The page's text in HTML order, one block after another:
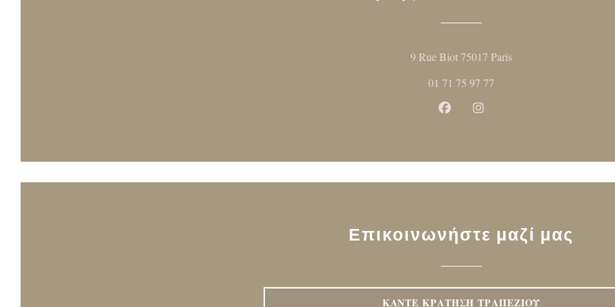
9 Rue Biot 75017 Paris((ανοίγει σε νέο
01 71 75 97 77
Facebook ((ανοίγει σε νέο
Instagram ((ανοίγει σε
Επικοινωνήστε μαζί μας
ΚΆΝΤΕ ΚΡΆΤΗΣΗ ΤΡΑΠΕΖΙΟΎ